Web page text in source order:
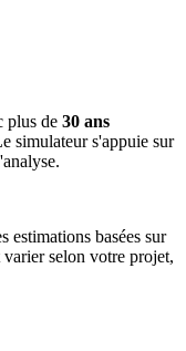
plus de 30 ans
simulateur s'appuie sur
estimations basées sur
selon votre projet,